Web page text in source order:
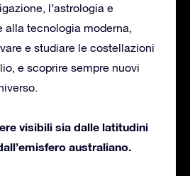
l’astrologia e
alla tecnologia moderna,
e studiare le costellazioni
e scoprire sempre nuovi
visibili sia dalle latitudini
australiano.